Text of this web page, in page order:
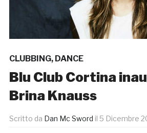
CLUBBING, DANCE
Blu Club Cortina
Brina Knauss
Scritto da Dan Mc Sword il 5 Dicembre